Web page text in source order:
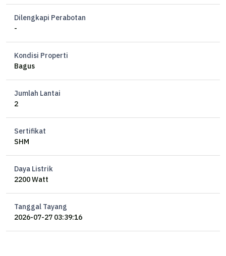
Dilengkapi Perabotan
-
Kondisi Properti
Bagus
Jumlah Lantai
2
Sertifikat
SHM
Daya Listrik
2200 Watt
Tanggal Tayang
2026-07-27 03:39:16